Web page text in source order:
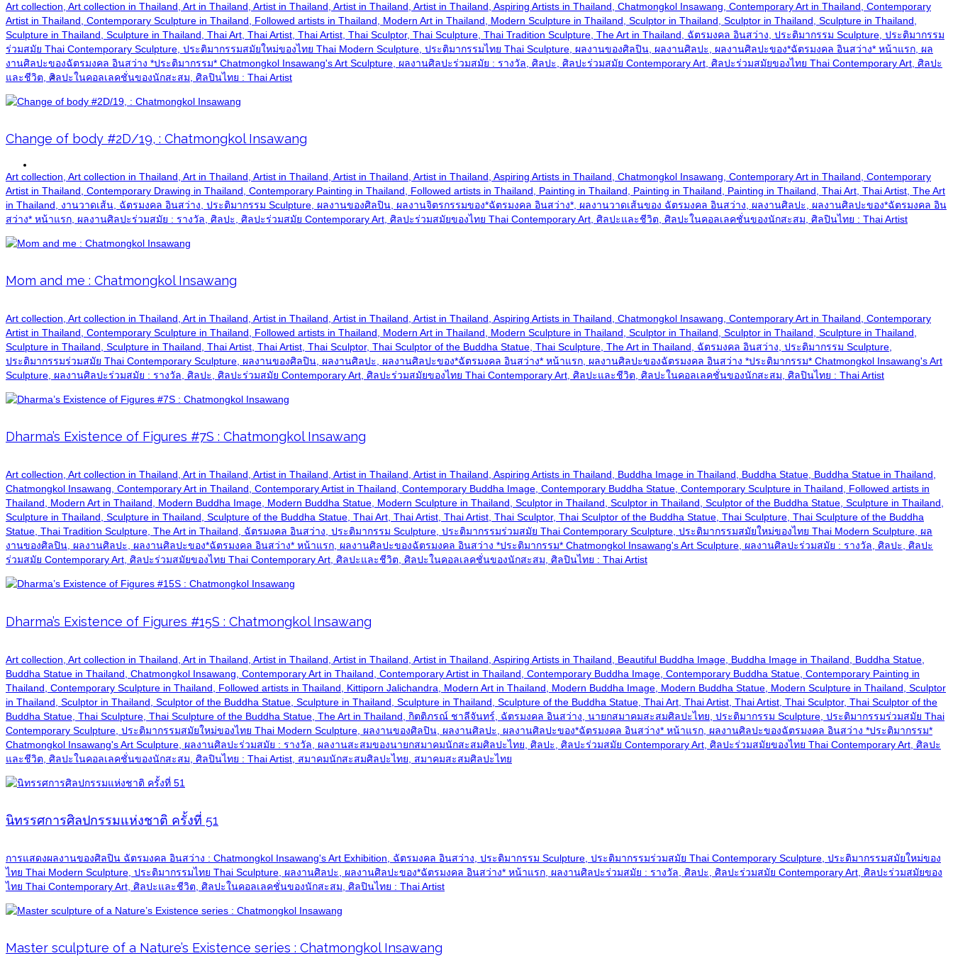
Buddha Images
Art collection, Art collection in Thailand, Art in Thailand, Artist in Thailand, Artist in Thailand, Artist in Thailand, Aspiring Artists in Thailand, Chatmongkol Insawang, Contemporary Art in Thailand, Contemporary
Artist in Thailand, Contemporary Sculpture in Thailand, Followed artists in Thailand, Modern Art in Thailand, Modern Sculpture in Thailand, Sculptor in Thailand, Sculptor in Thailand, Sculpture in Thailand,
Sculpture in Thailand, Sculpture in Thailand, Thai Art, Thai Artist, Thai Artist, Thai Sculptor, Thai Sculpture, Thai Tradition Sculpture, The Art in Thailand, ฉัตรมงคล อินสว่าง, ประติมากรรม Sculpture, ประติมากรรม
ร่วมสมัย Thai Contemporary Sculpture, ประติมากรรมสมัยใหม่ของไทย Thai Modern Sculpture, ประติมากรรมไทย Thai Sculpture, ผลงานของศิลปิน, ผลงานศิลปะ, ผลงานศิลปะของ*ฉัตรมงคล อินสว่าง* หน้าแรก, ผล
งานศิลปะของฉัตรมงคล อินสว่าง *ประติมากรรม* Chatmongkol Insawang's Art Sculpture, ผลงานศิลปะร่วมสมัย : รางวัล, ศิลปะ, ศิลปะร่วมสมัย Contemporary Art, ศิลปะร่วมสมัยของไทย Thai Contemporary Art, ศิลปะ
และชีวิต, ศิลปะในคอลเลคชั่นของนักสะสม, ศิลปินไทย : Thai Artist
Change of body #2D/19, : Chatmongkol Insawang
Art collection, Art collection in Thailand, Art in Thailand, Artist in Thailand, Artist in Thailand, Artist in Thailand, Aspiring Artists in Thailand, Chatmongkol Insawang, Contemporary Art in Thailand, Contemporary
Artist in Thailand, Contemporary Drawing in Thailand, Contemporary Painting in Thailand, Followed artists in Thailand, Painting in Thailand, Painting in Thailand, Painting in Thailand, Thai Art, Thai Artist, The Art
in Thailand, งานวาดเส้น, ฉัตรมงคล อินสว่าง, ประติมากรรม Sculpture, ผลงานของศิลปิน, ผลงานจิตรกรรมของ*ฉัตรมงคล อินสว่าง*, ผลงานวาดเส้นของ ฉัตรมงคล อินสว่าง, ผลงานศิลปะ, ผลงานศิลปะของ*ฉัตรมงคล อิน
สว่าง* หน้าแรก, ผลงานศิลปะร่วมสมัย : รางวัล, ศิลปะ, ศิลปะร่วมสมัย Contemporary Art, ศิลปะร่วมสมัยของไทย Thai Contemporary Art, ศิลปะและชีวิต, ศิลปะในคอลเลคชั่นของนักสะสม, ศิลปินไทย : Thai Artist
Mom and me : Chatmongkol Insawang
Art collection, Art collection in Thailand, Art in Thailand, Artist in Thailand, Artist in Thailand, Artist in Thailand, Aspiring Artists in Thailand, Chatmongkol Insawang, Contemporary Art in Thailand, Contemporary
Artist in Thailand, Contemporary Sculpture in Thailand, Followed artists in Thailand, Modern Art in Thailand, Modern Sculpture in Thailand, Sculptor in Thailand, Sculptor in Thailand, Sculpture in Thailand,
Sculpture in Thailand, Sculpture in Thailand, Thai Artist, Thai Artist, Thai Sculptor, Thai Sculptor of the Buddha Statue, Thai Sculpture, The Art in Thailand, ฉัตรมงคล อินสว่าง, ประติมากรรม Sculpture,
ประติมากรรมร่วมสมัย Thai Contemporary Sculpture, ผลงานของศิลปิน, ผลงานศิลปะ, ผลงานศิลปะของ*ฉัตรมงคล อินสว่าง* หน้าแรก, ผลงานศิลปะของฉัตรมงคล อินสว่าง *ประติมากรรม* Chatmongkol Insawang's Art
Sculpture, ผลงานศิลปะร่วมสมัย : รางวัล, ศิลปะ, ศิลปะร่วมสมัย Contemporary Art, ศิลปะร่วมสมัยของไทย Thai Contemporary Art, ศิลปะและชีวิต, ศิลปะในคอลเลคชั่นของนักสะสม, ศิลปินไทย : Thai Artist
Dharma’s Existence of Figures #7S : Chatmongkol Insawang
Art collection, Art collection in Thailand, Art in Thailand, Artist in Thailand, Artist in Thailand, Artist in Thailand, Aspiring Artists in Thailand, Buddha Image in Thailand, Buddha Statue, Buddha Statue in Thailand,
Chatmongkol Insawang, Contemporary Art in Thailand, Contemporary Artist in Thailand, Contemporary Buddha Image, Contemporary Buddha Statue, Contemporary Sculpture in Thailand, Followed artists in
Thailand, Modern Art in Thailand, Modern Buddha Image, Modern Buddha Statue, Modern Sculpture in Thailand, Sculptor in Thailand, Sculptor in Thailand, Sculptor of the Buddha Statue, Sculpture in Thailand,
Sculpture in Thailand, Sculpture in Thailand, Sculpture of the Buddha Statue, Thai Art, Thai Artist, Thai Artist, Thai Sculptor, Thai Sculptor of the Buddha Statue, Thai Sculpture, Thai Sculpture of the Buddha
Statue, Thai Tradition Sculpture, The Art in Thailand, ฉัตรมงคล อินสว่าง, ประติมากรรม Sculpture, ประติมากรรมร่วมสมัย Thai Contemporary Sculpture, ประติมากรรมสมัยใหม่ของไทย Thai Modern Sculpture, ผล
งานของศิลปิน, ผลงานศิลปะ, ผลงานศิลปะของ*ฉัตรมงคล อินสว่าง* หน้าแรก, ผลงานศิลปะของฉัตรมงคล อินสว่าง *ประติมากรรม* Chatmongkol Insawang's Art Sculpture, ผลงานศิลปะร่วมสมัย : รางวัล, ศิลปะ, ศิลปะ
ร่วมสมัย Contemporary Art, ศิลปะร่วมสมัยของไทย Thai Contemporary Art, ศิลปะและชีวิต, ศิลปะในคอลเลคชั่นของนักสะสม, ศิลปินไทย : Thai Artist
Dharma’s Existence of Figures #15S : Chatmongkol Insawang
Art collection, Art collection in Thailand, Art in Thailand, Artist in Thailand, Artist in Thailand, Artist in Thailand, Aspiring Artists in Thailand, Beautiful Buddha Image, Buddha Image in Thailand, Buddha Statue,
Buddha Statue in Thailand, Chatmongkol Insawang, Contemporary Art in Thailand, Contemporary Artist in Thailand, Contemporary Buddha Image, Contemporary Buddha Statue, Contemporary Painting in
Thailand, Contemporary Sculpture in Thailand, Followed artists in Thailand, Kittiporn Jalichandra, Modern Art in Thailand, Modern Buddha Image, Modern Buddha Statue, Modern Sculpture in Thailand, Sculptor
in Thailand, Sculptor in Thailand, Sculptor of the Buddha Statue, Sculpture in Thailand, Sculpture in Thailand, Sculpture of the Buddha Statue, Thai Art, Thai Artist, Thai Artist, Thai Sculptor, Thai Sculptor of the
Buddha Statue, Thai Sculpture, Thai Sculpture of the Buddha Statue, The Art in Thailand, กิตติภรณ์ ชาลีจันทร์, ฉัตรมงคล อินสว่าง, นายกสมาคมสะสมศิลปะไทย, ประติมากรรม Sculpture, ประติมากรรมร่วมสมัย Thai
Contemporary Sculpture, ประติมากรรมสมัยใหม่ของไทย Thai Modern Sculpture, ผลงานของศิลปิน, ผลงานศิลปะ, ผลงานศิลปะของ*ฉัตรมงคล อินสว่าง* หน้าแรก, ผลงานศิลปะของฉัตรมงคล อินสว่าง *ประติมากรรม*
Chatmongkol Insawang's Art Sculpture, ผลงานศิลปะร่วมสมัย : รางวัล, ผลงานสะสมของนายกสมาคมนักสะสมศิลปะไทย, ศิลปะ, ศิลปะร่วมสมัย Contemporary Art, ศิลปะร่วมสมัยของไทย Thai Contemporary Art, ศิลปะ
และชีวิต, ศิลปะในคอลเลคชั่นของนักสะสม, ศิลปินไทย : Thai Artist, สมาคมนักสะสมศิลปะไทย, สมาคมสะสมศิลปะไทย
นิทรรศการศิลปกรรมแห่งชาติ ครั้งที่ 51
การแสดงผลงานของศิลปิน ฉัตรมงคล อินสว่าง : Chatmongkol Insawang's Art Exhibition, ฉัตรมงคล อินสว่าง, ประติมากรรม Sculpture, ประติมากรรมร่วมสมัย Thai Contemporary Sculpture, ประติมากรรมสมัยใหม่ของ
ไทย Thai Modern Sculpture, ประติมากรรมไทย Thai Sculpture, ผลงานศิลปะ, ผลงานศิลปะของ*ฉัตรมงคล อินสว่าง* หน้าแรก, ผลงานศิลปะร่วมสมัย : รางวัล, ศิลปะ, ศิลปะร่วมสมัย Contemporary Art, ศิลปะร่วมสมัยของ
ไทย Thai Contemporary Art, ศิลปะและชีวิต, ศิลปะในคอลเลคชั่นของนักสะสม, ศิลปินไทย : Thai Artist
Master sculpture of a Nature’s Existence series : Chatmongkol Insawang